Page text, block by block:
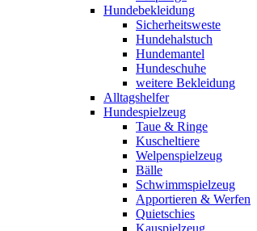
Hundebekleidung
Sicherheitsweste
Hundehalstuch
Hundemantel
Hundeschuhe
weitere Bekleidung
Alltagshelfer
Hundespielzeug
Taue & Ringe
Kuscheltiere
Welpenspielzeug
Bälle
Schwimmspielzeug
Apportieren & Werfen
Quietschies
Kauspielzeug